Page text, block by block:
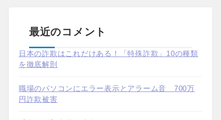
最近のコメント
日本の詐欺はこれだけある！「特殊詐欺」10の種類
を徹底解剖
職場のパソコンにエラー表示とアラーム音 700万
円詐欺被害